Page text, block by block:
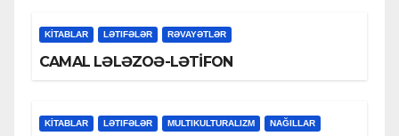
KİTABLAR LƏTIFƏLƏR RƏVAYƏTLƏR
CAMAL LƏLƏZOƏ-LƏTİFON
KİTABLAR LƏTIFƏLƏR MULTIKULTURALIZM NAĞILLAR